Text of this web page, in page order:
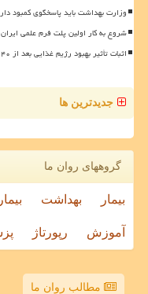
وزارت بهداشت باید پاسخگوی کمبود
شروع به کار اولین پلت فرم علمی
اثبات تأثیر بهبود رژیم غذایی بعد از ۴۰ سالگی بر طول عمر
جدیدترین ها
گروههای روان ما
بیمار بهداشت
آموزش رپورتاژ
مطالب روان ما